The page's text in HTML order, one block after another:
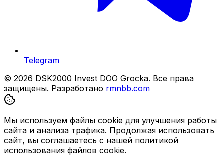
Telegram
© 2026 DSK2000 Invest DOO Grocka. Все права
защищены. Разработано rmnbb.com
Мы используем файлы cookie для улучшения работы
сайта и анализа трафика. Продолжая использовать
сайт, вы соглашаетесь с нашей политикой
использования файлов cookie.